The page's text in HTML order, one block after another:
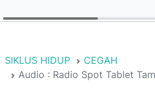
SIKLUS HIDUP
CEGAH
Audio : Radio Spot Tablet